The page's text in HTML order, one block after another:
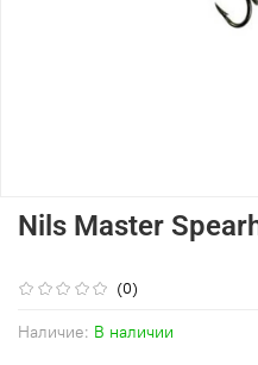
(0)
Наличие: В наличии
Nils Master